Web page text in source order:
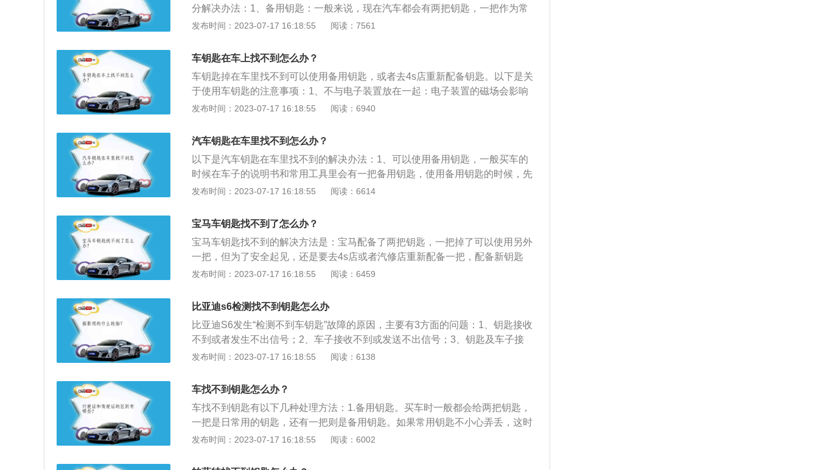
分解决办法：1、备用钥匙：一般来说，现在汽车都会有两把钥匙，一把作为常
用，另一把作为备用。2、专业开锁公司：如果车辆距离备用钥匙很远，或者是
随车配置的防盗密码，车主只要向4s店提供行车证和身份信息给4s店，4s店就可
以根据提供的信息获取车辆的防盗密码，然后配置新的钥匙。同时还可以将丢失
的钥匙数据抹掉，也就是说丢失的钥匙成为非法钥匙，将无法启动车辆，但是仍
可以打开车门，所以4s店还会建议更换全车锁，以确保安全。
发布时间：2023-07-17 16:18:55 阅读：7561
车钥匙在车上找不到怎么办？
车钥匙掉在车里找不到可以使用备用钥匙，或者去4s店重新配备钥匙。以下是关
于使用车钥匙的注意事项：1、不与电子装置放在一起：电子装置的磁场会影响
车钥匙的正常使用，所以应尽量避免把车钥匙和电子产品放一块。2、不能随意
匙中的电路板，钥匙将无法继续使用。3、不将备用钥匙放在车内：一辆车一般
有2-3把随车钥匙，车主们一定不要把车子的备用钥匙都放在车内，以免一把车钥
匙丢失后，车辆备用钥匙也无法使用。
发布时间：2023-07-17 16:18:55 阅读：6940
汽车钥匙在车里找不到怎么办？
以下是汽车钥匙在车里找不到的解决办法：1、可以使用备用钥匙，一般买车的
时候在车子的说明书和常用工具里会有一把备用钥匙，使用备用钥匙的时候，先
找到车子驾驶座一侧门把手上的一个方形或者圆形格子并扣开这个格子。撬开车
时需要安装汽车云钥匙系统，这套系统可以在不破坏汽车系统情况下，通过手机
遥控开锁。3、选择开锁公司帮忙。注意一定要选择正规的开锁公司。
发布时间：2023-07-17 16:18:55 阅读：6614
宝马车钥匙找不到了怎么办？
宝马车钥匙找不到的解决方法是：宝马配备了两把钥匙，一把掉了可以使用另外
一把，但为了安全起见，还是要去4s店或者汽修店重新配备一把，配备新钥匙
后，车子会删除旧钥匙数据，重新匹配新钥匙，旧的遥控钥匙即不能使用。扩展
可以远距离开门和锁门的钥匙。2、遥控钥匙的工作原理是：先从钥匙发出微弱
的电波，由汽车天线接收该电波信号，经电子控制单元识别信号代码，再由该系
统的执行器执行开/闭锁的动作。
发布时间：2023-07-17 16:18:55 阅读：6459
比亚迪s6检测找不到钥匙怎么办
比亚迪S6发生“检测不到车钥匙”故障的原因，主要有3方面的问题：1、钥匙接收
不到或者发生不出信号；2、车子接收不到或发送不出信号；3、钥匙及车子接
收、发送信号都没问题，但是内部传输有问题。具体表现如下：1、钥匙放置的
上、后置物板附近、前挡风玻璃下方等特殊位置；2、钥匙电量不足：遥控钥匙
使用的电池一般就是普通的纽扣式电池，额定的工作电压为3.3V左右，正常情况
下使用寿命一般都可以达到2年。3、信号被干扰：将钥匙与手机、笔记本电脑、
电源转换器等设备放置在一起；4、钥匙芯片有问题，导致信号传输不良或根本
不传输；5、车内振荡器本身或相关故障，导致未形成有效的电子振荡区域，进
发布时间：2023-07-17 16:18:55 阅读：6138
车找不到钥匙怎么办？
车找不到钥匙有以下几种处理方法：1.备用钥匙。买车时一般都会给两把钥匙，
一把是日常用的钥匙，还有一把则是备用钥匙。如果常用钥匙不小心弄丢，这时
备用钥匙起作用，但这一般适合离家比较近的情况，如果出门在外地，取不到备
有存货，一般很快就配好，如果没有则需要从厂家申请发货，一般需要3~5天。3.
发布时间：2023-07-17 16:18:55 阅读：6002